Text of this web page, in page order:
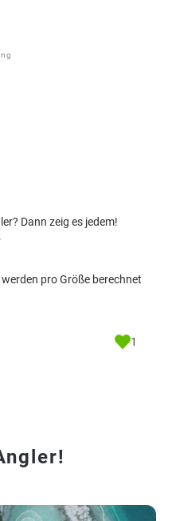
Dann zeig es jedem!
pro Größe berechnet
1